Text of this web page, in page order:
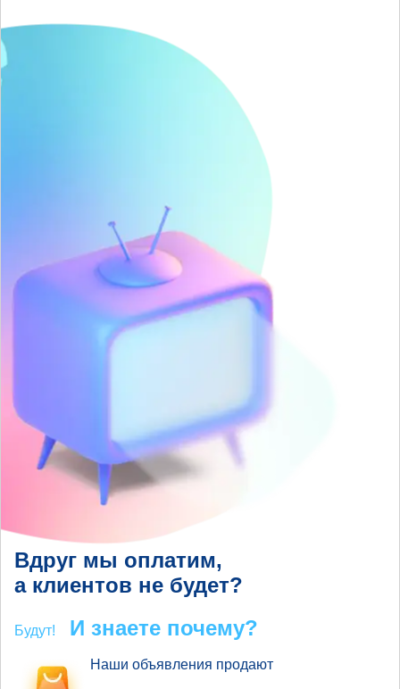
Вдруг мы оплатим,
а клиентов не будет?
Будут! И знаете почему?
Наши объявления продают